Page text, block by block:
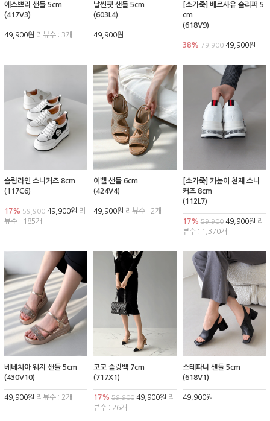
에스쁘리 샌들 5cm
(417V3)
49,900원 리뷰수 : 3개
날씬핏 샌들 5cm
(603L4)
49,900원
[소가죽] 베르사유 슬리퍼 5
cm
(618V9)
38% 79,90049,900원
슬림라인 스니커즈 8cm
(117C6)
17% 59,900 49,900원 리
뷰수 : 185개
이벨 샌들 6cm
(424V4)
49,900원 리뷰수 : 2개
[소가죽] 키높이 천재 스니
커즈 8cm
(112L7)
17% 59,90049,900원 리
뷰수 : 1,370개
베네치아 웨지 샌들 5cm
(430V10)
49,900원 리뷰수 : 2개
코코 슬링백 7cm
(717X1)
17% 59,90049,900원 리
뷰수 : 26개
스테파니 샌들 5cm
(618V1)
49,900원